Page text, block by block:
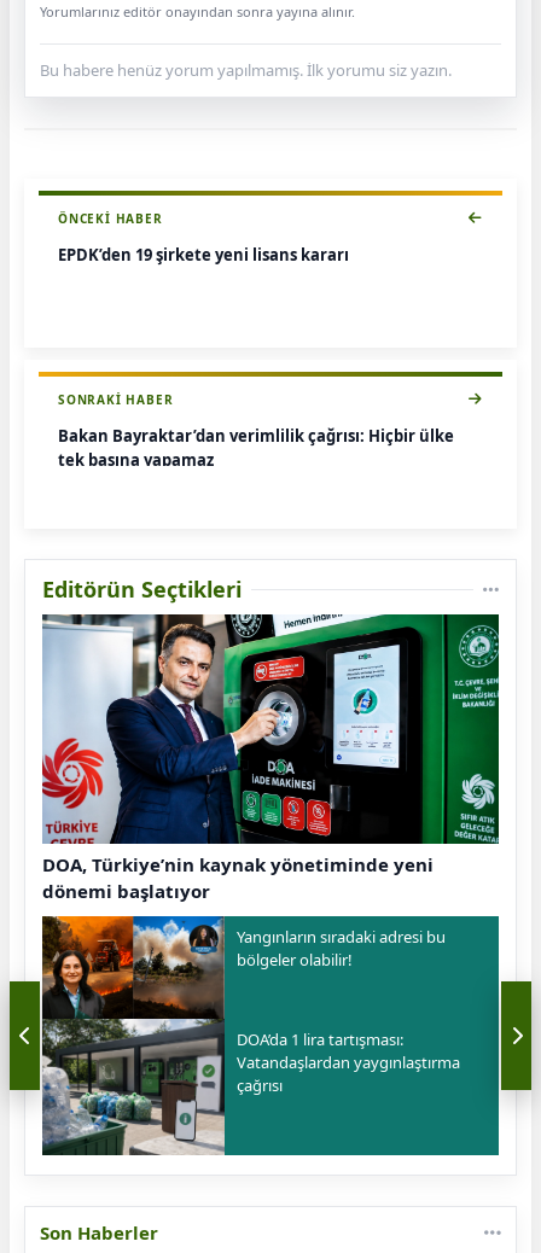
Yorumlarınız editör onayından sonra yayına alınır.
Bu habere henüz yorum yapılmamış. İlk yorumu siz yazın.
ÖNCEKI HABER
EPDK’den 19 şirkete yeni lisans kararı
SONRAKI HABER
Bakan Bayraktar’dan verimlilik çağrısı: Hiçbir ülke
tek başına yapamaz
Editörün Seçtikleri
DOA, Türkiye’nin kaynak yönetiminde yeni
dönemi başlatıyor
Yangınların sıradaki adresi bu
bölgeler olabilir!
DOA’da 1 lira tartışması:
Vatandaşlardan yaygınlaştırma
çağrısı
Son Haberler